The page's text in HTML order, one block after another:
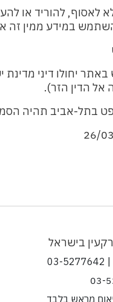
להוריד או
במידע ממין זה
יחולו דיני
הדין הזר).
בתל-אביב תהיה
בישראל
מראש בלבד